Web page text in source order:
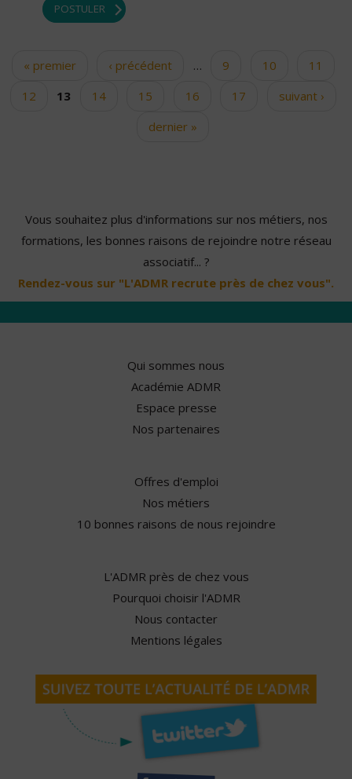
POSTULER
Pages
« premier ‹ précédent … 9 10
11
12
13 14 15 16 17
suivant ›
dernier »
Vous souhaitez plus d'informations sur nos métiers, nos
formations, les bonnes raisons de rejoindre notre réseau
associatif... ?
Rendez-vous sur "L'ADMR recrute près de chez vous".
Qui sommes nous
Académie ADMR
Espace presse
Nos partenaires
Offres d'emploi
Nos métiers
10 bonnes raisons de nous rejoindre
L'ADMR près de chez vous
Pourquoi choisir l'ADMR
Nous contacter
Mentions légales